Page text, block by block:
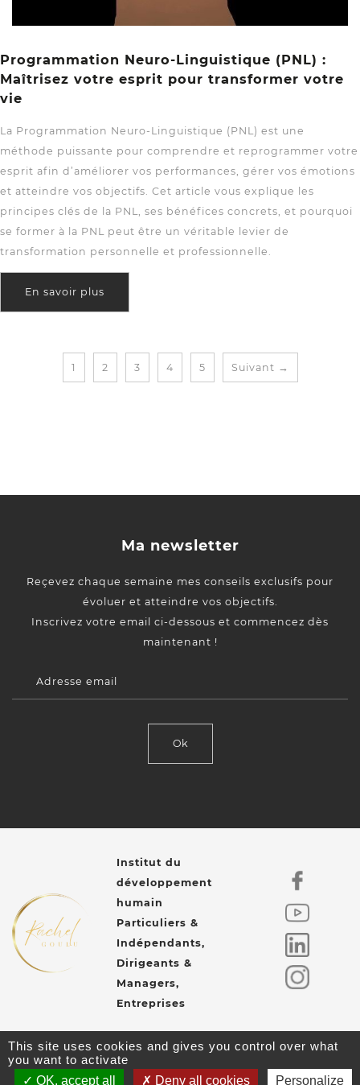
Programmation Neuro-Linguistique (PNL) :
Maîtrisez votre esprit pour transformer votre
vie
La Programmation Neuro-Linguistique (PNL) est une
méthode puissante pour comprendre et reprogrammer votre
esprit afin d’améliorer vos performances, gérer vos émotions
et atteindre vos objectifs. Cet article vous explique les
principes clés de la PNL, ses bénéfices concrets, et pourquoi
se former à la PNL peut être un véritable levier de
transformation personnelle et professionnelle.
En savoir plus
1 2 3 4 5 Suivant →
Ma newsletter
Reçevez chaque semaine mes conseils exclusifs pour
évoluer et atteindre vos objectifs.
Inscrivez votre email ci-dessous et commencez dès
maintenant !
Adresse email
Ok
Institut du
développement
humain
Particuliers &
Indépendants,
Dirigeants &
Managers,
Entreprises
Gestion des cookies Mentions légales
This site uses cookies and gives you control over what
you want to activate
OK, accept all
Deny all cookies Personalize